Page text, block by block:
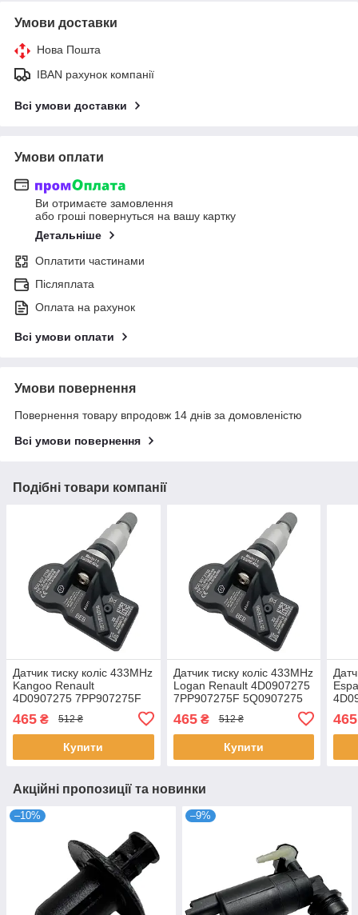
Умови доставки
Нова Пошта
IBAN рахунок компанії
Всі умови доставки
Умови оплати
Ви отримаєте замовлення
або гроші повернуться на вашу картку
Детальніше
Оплатити частинами
Післяплата
Оплата на рахунок
Всі умови оплати
Умови повернення
Повернення товару впродовж 14 днів за домовленістю
Всі умови повернення
Подібні товари компанії
Датчик тиску коліс 433MHz
Kangoo Renault
4D0907275 7PP907275F
5Q0907275 36106877937
407001628R
465 ₴ 512 ₴
Купити
Датчик тиску коліс 433MHz
Logan Renault 4D0907275
7PP907275F 5Q0907275
36106877937 407001628R
465₴ 512 ₴
Купити
465
Акційні пропозиції та новинки
–10% –9%